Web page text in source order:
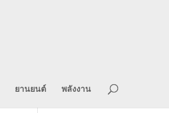
ยานยนต์ พลังงาน